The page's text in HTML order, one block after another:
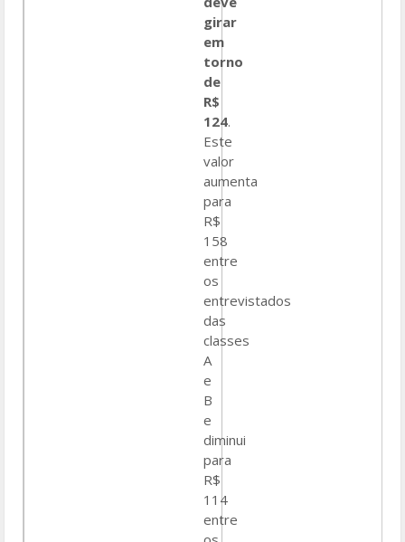
girar
em
torno
de
R$
124.
Este
valor
aumenta
para
R$
158
entre
os
entrevistados
das
classes
A
e
B
e
diminui
para
R$
114
entre